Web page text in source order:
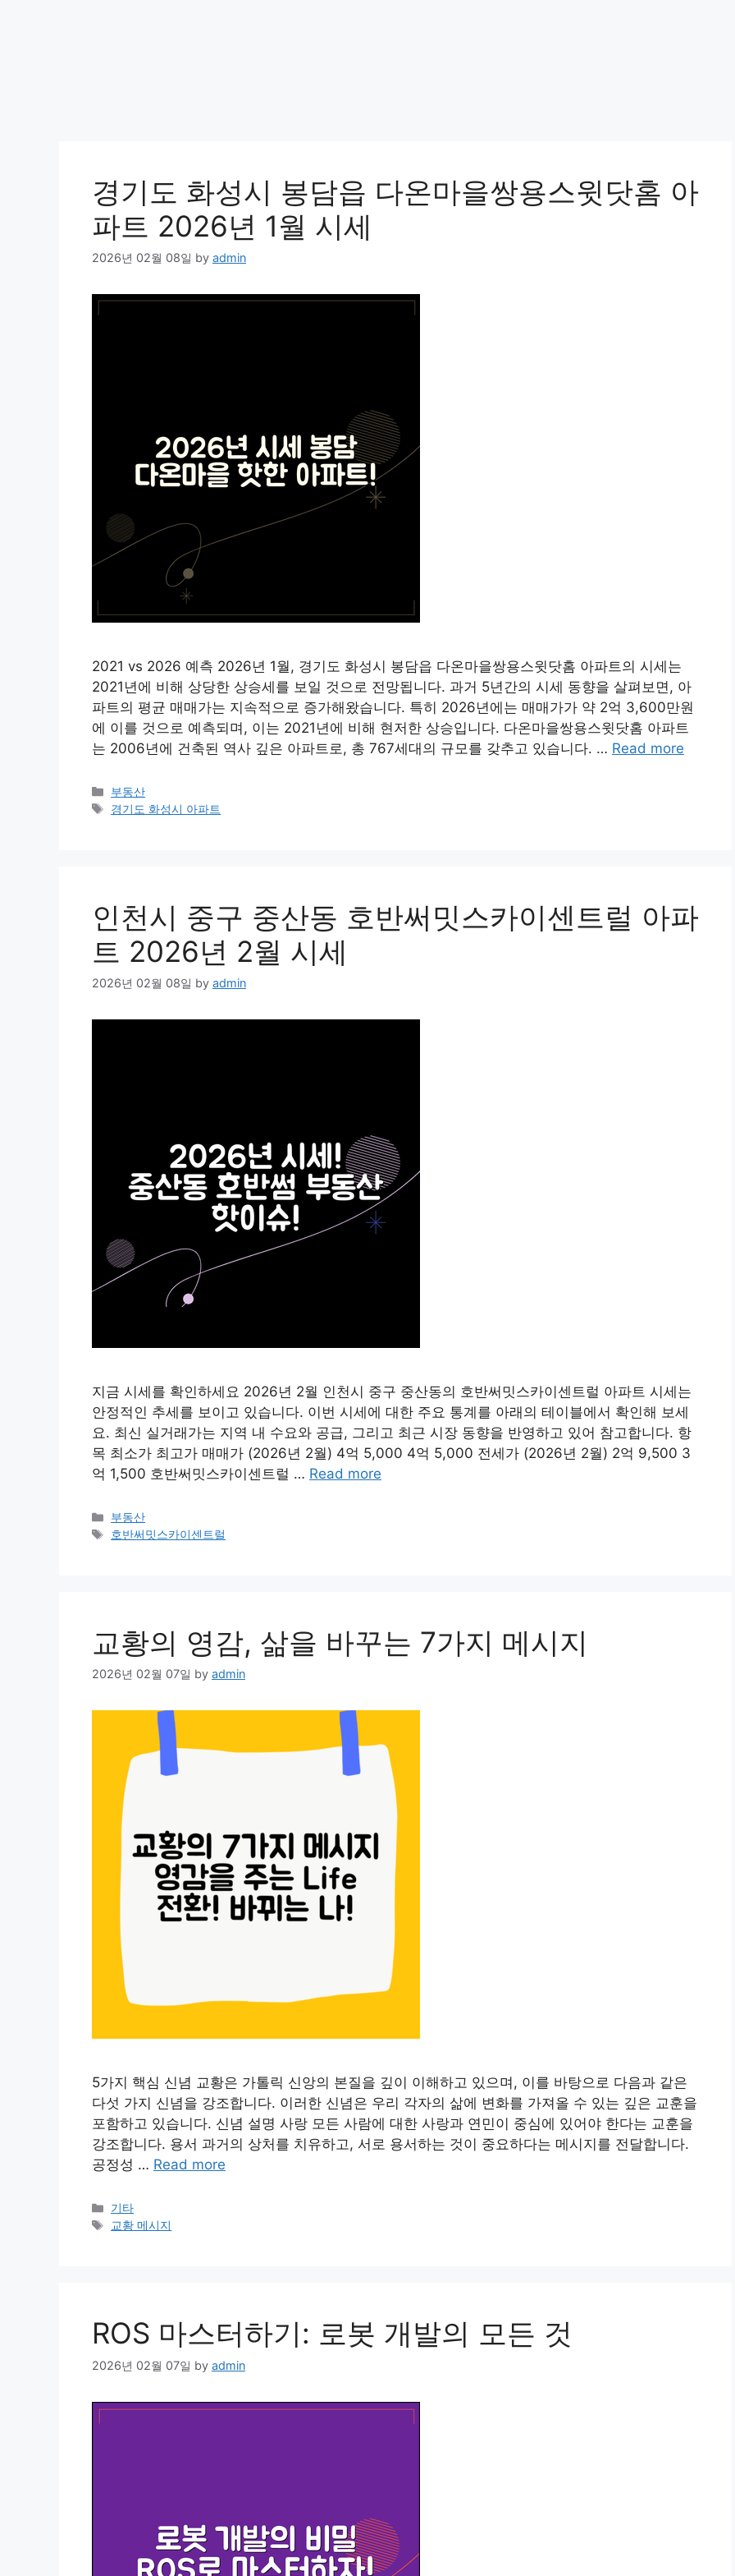
경기도 화성시 봉담읍 다온마을쌍용스윗닷홈 아
파트 2026년 1월 시세
2026년 02월 08일 by admin
2021 vs 2026 예측 2026년 1월, 경기도 화성시 봉담읍 다온마을쌍용스윗닷홈 아파트의 시세는
2021년에 비해 상당한 상승세를 보일 것으로 전망됩니다. 과거 5년간의 시세 동향을 살펴보면, 아
파트의 평균 매매가는 지속적으로 증가해왔습니다. 특히 2026년에는 매매가가 약 2억 3,600만원
에 이를 것으로 예측되며, 이는 2021년에 비해 현저한 상승입니다. 다온마을쌍용스윗닷홈 아파트
는 2006년에 건축된 역사 깊은 아파트로, 총 767세대의 규모를 갖추고 있습니다. … Read more
Categories
부동산
Tags
경기도 화성시 아파트
인천시 중구 중산동 호반써밋스카이센트럴 아파
트 2026년 2월 시세
2026년 02월 08일 by admin
지금 시세를 확인하세요 2026년 2월 인천시 중구 중산동의 호반써밋스카이센트럴 아파트 시세는
안정적인 추세를 보이고 있습니다. 이번 시세에 대한 주요 통계를 아래의 테이블에서 확인해 보세
요. 최신 실거래가는 지역 내 수요와 공급, 그리고 최근 시장 동향을 반영하고 있어 참고합니다. 항
목 최소가 최고가 매매가 (2026년 2월) 4억 5,000 4억 5,000 전세가 (2026년 2월) 2억 9,500 3
억 1,500 호반써밋스카이센트럴 … Read more
Categories
부동산
Tags
호반써밋스카이센트럴
교황의 영감, 삶을 바꾸는 7가지 메시지
2026년 02월 07일 by admin
5가지 핵심 신념 교황은 가톨릭 신앙의 본질을 깊이 이해하고 있으며, 이를 바탕으로 다음과 같은
다섯 가지 신념을 강조합니다. 이러한 신념은 우리 각자의 삶에 변화를 가져올 수 있는 깊은 교훈을
포함하고 있습니다. 신념 설명 사랑 모든 사람에 대한 사랑과 연민이 중심에 있어야 한다는 교훈을
강조합니다. 용서 과거의 상처를 치유하고, 서로 용서하는 것이 중요하다는 메시지를 전달합니다.
공정성 … Read more
Categories
기타
Tags
교황 메시지
ROS 마스터하기: 로봇 개발의 모든 것
2026년 02월 07일 by admin